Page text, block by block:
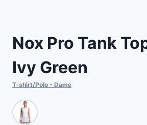
Nox Pro Tank
Ivy Green
T-shirt/Polo - Dame